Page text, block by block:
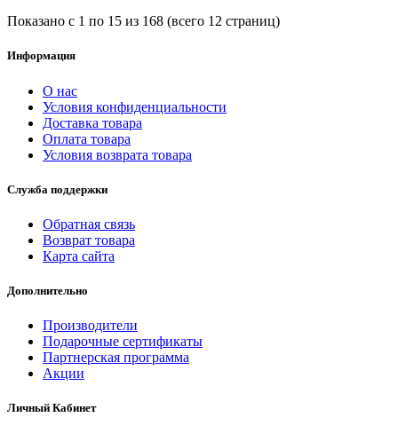
Показано с 1 по 15 из 168 (всего 12 страниц)
Информация
О нас
Условия конфиденциальности
Доставка товара
Оплата товара
Условия возврата товара
Служба поддержки
Обратная связь
Возврат товара
Карта сайта
Дополнительно
Производители
Подарочные сертификаты
Партнерская программа
Акции
Личный Кабинет